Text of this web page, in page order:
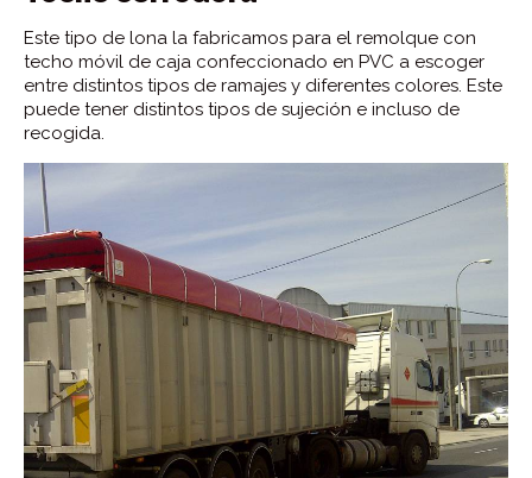
Este tipo de lona la fabricamos para el remolque con
techo móvil de caja confeccionado en PVC a escoger
entre distintos tipos de ramajes y diferentes colores. Este
puede tener distintos tipos de sujeción e incluso de
recogida.